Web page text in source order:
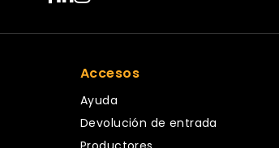
Accesos
Ayuda
Devolución de entrada